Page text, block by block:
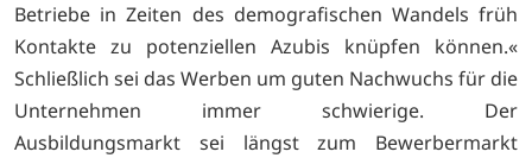
Betriebe in Zeiten des demografischen Wandels früh
Kontakte zu potenziellen Azubis knüpfen können.«
Schließlich sei das Werben um guten Nachwuchs für die
Unternehmen immer schwierige. Der
Ausbildungsmarkt sei längst zum Bewerbermarkt